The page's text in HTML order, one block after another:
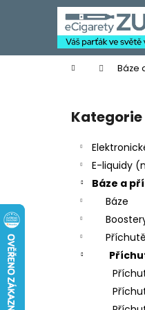
Domů Báze
Přeskočit
kategorie
Kategorie
E-liquidy
Báze a
Báze
Příchutě
í
Zpět
do
Zpět
do